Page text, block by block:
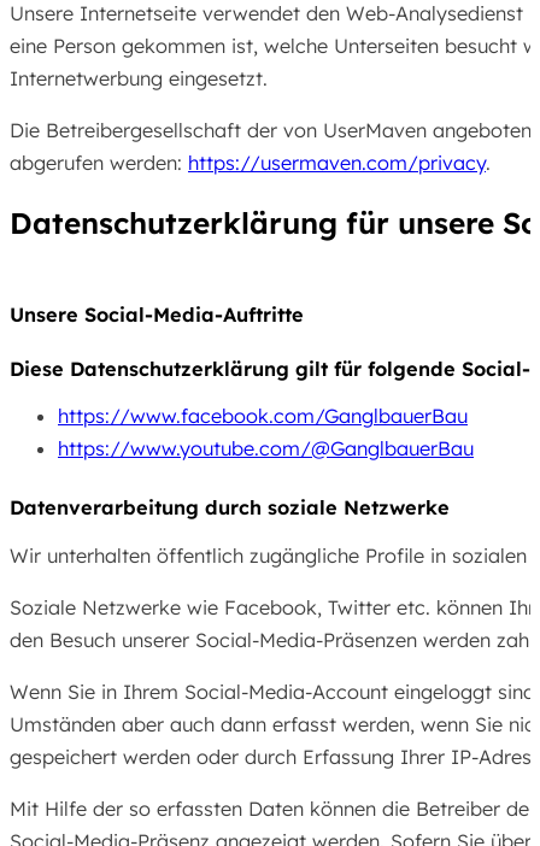
Unsere Internetseite verwendet den Web-Analysedienst
eine Person gekommen ist, welche Unterseiten besucht
Internetwerbung eingesetzt.
Die Betreibergesellschaft der von UserMaven
abgerufen werden: https://usermaven.com/privacy.
Datenschutz­erklärung für unsere
Unsere Social-Media-Auftritte
Diese Datenschutzerklärung gilt für folgende
https://www.facebook.com/GanglbauerBau
https://www.youtube.com/@GanglbauerBau
Datenverarbeitung durch soziale Netzwerke
Wir unterhalten öffentlich zugängliche Profile in sozialen
Soziale Netzwerke wie Facebook, Twitter etc. können
den Besuch unserer Social-Media-Präsenzen werden
Wenn Sie in Ihrem Social-Media-Account eingeloggt
Umständen aber auch dann erfasst werden, wenn Sie
gespeichert werden oder durch Erfassung Ihrer IP-
Mit Hilfe der so erfassten Daten können die Betreiber